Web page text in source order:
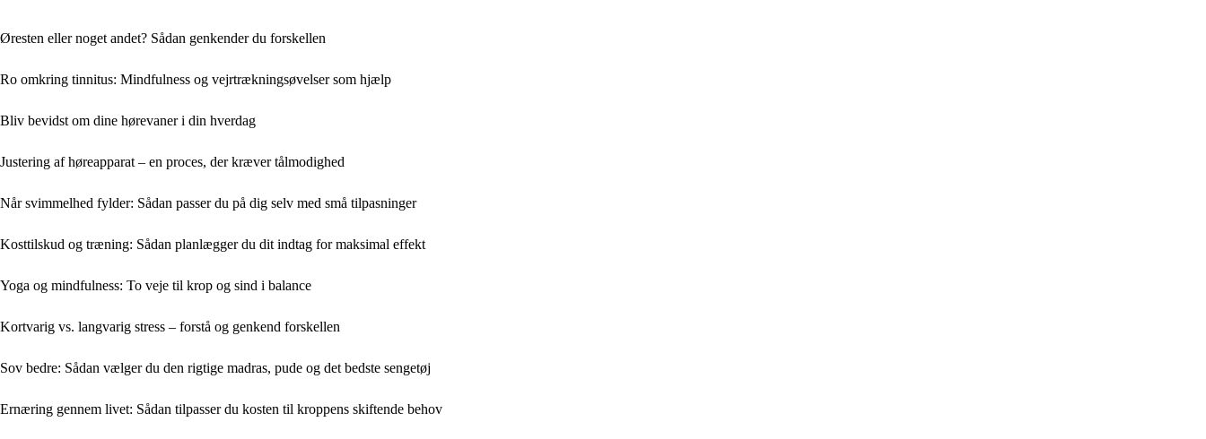
Øresten eller noget andet? Sådan genkender du forskellen
Ro omkring tinnitus: Mindfulness og vejrtrækningsøvelser som hjælp
Bliv bevidst om dine hørevaner i din hverdag
Justering af høreapparat – en proces, der kræver tålmodighed
Når svimmelhed fylder: Sådan passer du på dig selv med små tilpasninger
Kosttilskud og træning: Sådan planlægger du dit indtag for maksimal effekt
Yoga og mindfulness: To veje til krop og sind i balance
Kortvarig vs. langvarig stress – forstå og genkend forskellen
Sov bedre: Sådan vælger du den rigtige madras, pude og det bedste sengetøj
Ernæring gennem livet: Sådan tilpasser du kosten til kroppens skiftende behov